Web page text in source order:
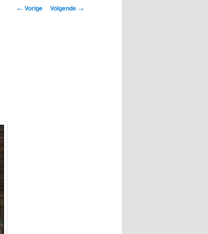
Bericht
← Vorige Volgende →